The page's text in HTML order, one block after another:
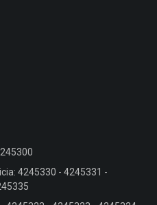
4245330 - 4245331 -